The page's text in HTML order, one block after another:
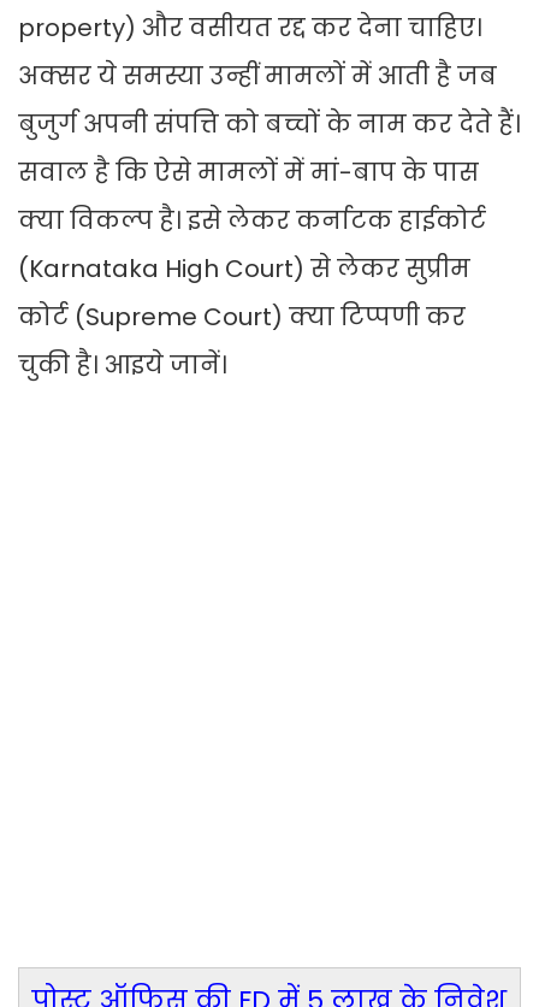
property) और वसीयत रद्द कर देना चाहिए।
अक्सर ये समस्या उन्हीं मामलों में आती है जब
बुजुर्ग अपनी संपत्ति को बच्चों के नाम कर देते हैं।
सवाल है कि ऐसे मामलों में मां-बाप के पास
क्या विकल्प है। इसे लेकर कर्नाटक हाईकोर्ट
(Karnataka High Court) से लेकर सुप्रीम
कोर्ट (Supreme Court) क्या टिप्पणी कर
चुकी है। आइये जानें।